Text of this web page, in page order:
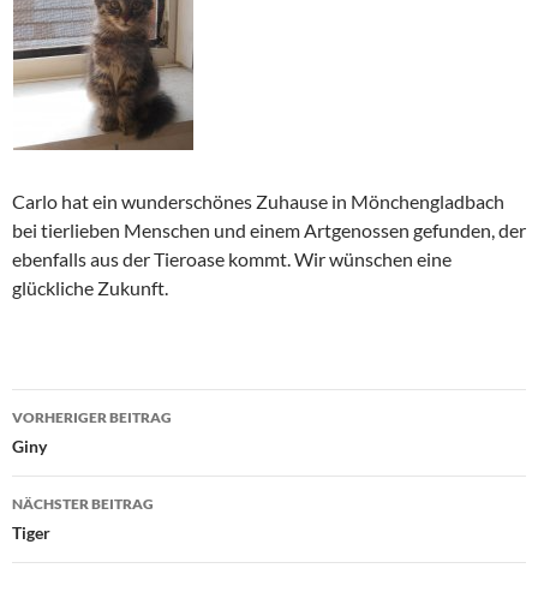
Carlo hat ein wunderschönes Zuhause in Mönchengladbach
bei tierlieben Menschen und einem Artgenossen gefunden, der
ebenfalls aus der Tieroase kommt. Wir wünschen eine
glückliche Zukunft.
Beitragsnavigation
VORHERIGER BEITRAG
Giny
NÄCHSTER BEITRAG
Tiger